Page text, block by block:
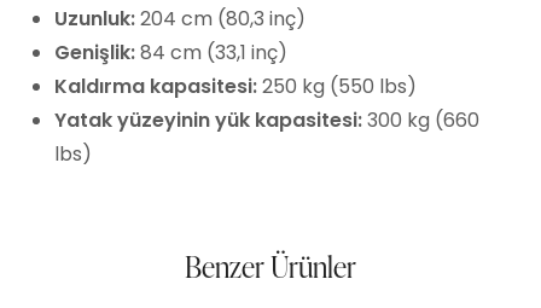
Uzunluk:204 cm (80,3 inç)
Genişlik:84 cm (33,1 inç)
Kaldırma kapasitesi:250 kg (550 lbs)
Yatak yüzeyinin yük kapasitesi:300 kg (660
lbs)
Benzer Ürünler